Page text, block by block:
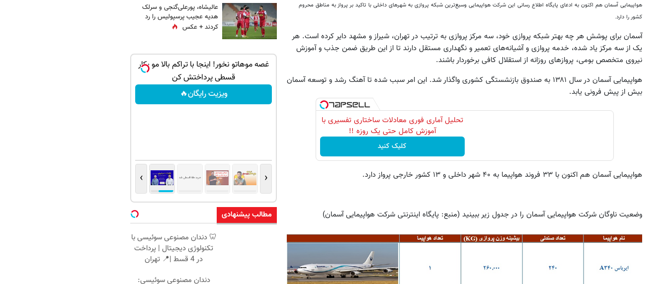
هواپیمایی آسمان هم اکنون به ادعای پایگاه اطلاع رسانی این شرکت هواپیمایی وسیع‌ترین شبکه پروازی به شهرهای داخلی با تاکید بر پرواز به مناطق محروم
کشور را دارد.
آسمان برای پوشش هر چه بهتر شبکه پروازی خود، سه مرکز پروازی به ترتیب در تهران، شیراز و مشهد دایر کرده است. هر
یک از سه مرکز یاد شده، خدمه پروازی و آشیانه‌های تعمیر و نگهداری مستقل دارند تا از این طریق ضمن جذب و آموزش
نیروی متخصص بومی، پروازهای روزانه از استقلال کافی برخوردار باشند.
هواپیمایی آسمان در سال ۱۳۸۱ به صندوق بازنشستگی کشوری واگذار شد. این امر سبب شده تا آهنگ رشد و توسعه آسمان
بیش از پیش فرونی یابد.
تحلیل آماری فوری معادلات ساختاری تفسیری با
آموزش کامل حتی یک روزه !!
کلیک کنید
هواپیمایی آسمان هم اکنون با ۳۳ فروند هواپیما به ۴۰ شهر داخلی و ۱۳ کشور خارجی پرواز دارد.
وضعیت ناوگان شرکت هواپیمایی آسمان را در جدول زیر ببینید (منبع: پایگاه اینترنتی شرکت هواپیمایی آسمان)
عالیشاه، پورعلی‌گنجی و سرلک
هدیه عجیب پرسپولیس را رد
کردند + عکس
سورملینا با تخفیف ویژه🔥 موجودی
محدود!!!!
دریافت تخفیف
مام سورملینا تنها روش از بین بردن بوی بد
بدن (کلیک کن و مشاوره بگیر)
خرید طلا💰
غصه موهاتو نخور! اینجا با تراکم بالا مو بکار
قسطی پرداختش کن
ویزیت رایگان🔥
‹
›
مطالب پیشنهادی
🦷 دندان مصنوعی سوئیسی با
تکنولوژی دیجیتال | پرداخت
در 4 قسط |📍 تهران
دندان مصنوعی سوئیسی: